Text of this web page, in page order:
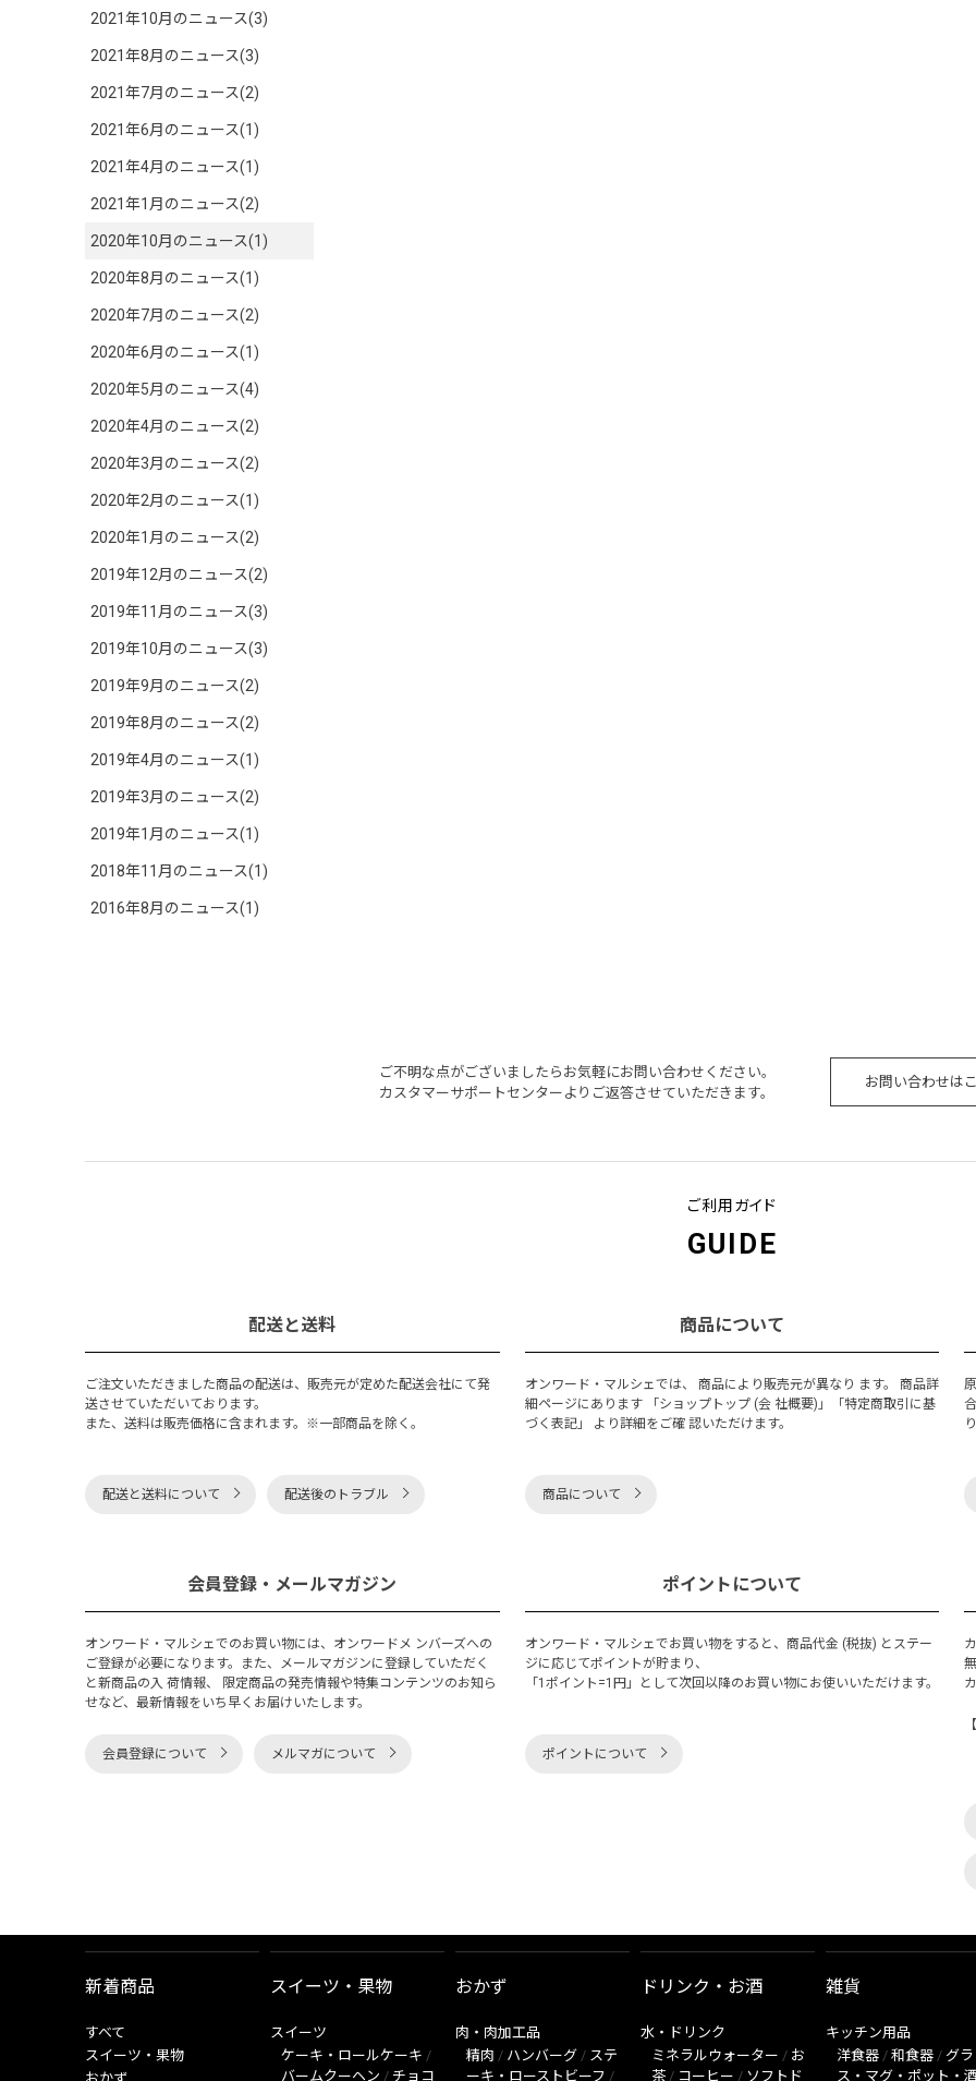
2021年10月のニュース(3)
2021年8月のニュース(3)
2021年7月のニュース(2)
2021年6月のニュース(1)
2021年4月のニュース(1)
2021年1月のニュース(2)
2020年10月のニュース(1)
2020年8月のニュース(1)
2020年7月のニュース(2)
2020年6月のニュース(1)
2020年5月のニュース(4)
2020年4月のニュース(2)
2020年3月のニュース(2)
2020年2月のニュース(1)
2020年1月のニュース(2)
2019年12月のニュース(2)
2019年11月のニュース(3)
2019年10月のニュース(3)
2019年9月のニュース(2)
2019年8月のニュース(2)
2019年4月のニュース(1)
2019年3月のニュース(2)
2019年1月のニュース(1)
2018年11月のニュース(1)
2016年8月のニュース(1)
ご不明な点がございましたらお気軽にお問い合わせください。
カスタマーサポートセンターよりご返答させていただきます。
お問い合わせは
ご利用ガイド
GUIDE
配送と送料
ご注文いただきました商品の配送は、販売元が定めた配送会社にて発
送させていただいております。
また、送料は販売価格に含まれます。※一部商品を除く。
配送と送料について 配送後のトラブル
商品について
オンワード・マルシェでは、 商品により販売元が異なり ます。 商品詳
細ページにあります 「ショップトップ (会 社概要)」「特定商取引に基
づく表記」 より詳細をご確 認いただけます。
商品について
会員登録・メールマガジン
オンワード・マルシェでのお買い物には、オンワードメ ンバーズへの
ご登録が必要になります。また、メールマガジンに登録していただく
と新商品の入 荷情報、 限定商品の発売情報や特集コンテンツのお知ら
せなど、最新情報をいち早くお届けいたします。
会員登録について メルマガについて
ポイントについて
オンワード・マルシェでお買い物をすると、商品代金 (税抜) とステー
ジに応じてポイントが貯まり、
「1ポイント=1円」として次回以降のお買い物にお使いいただけます。
ポイントについて
新着商品
すべて
スイーツ・果物
スイーツ・果物
スイーツ
ケーキ・ロールケーキ /
バームクーヘン / チョコ
おかず
肉・肉加工品
精肉 / ハンバーグ / ステ
ーキ・ローストビーフ /
ドリンク・お酒
水・ドリンク
ミネラルウォーター / お
茶 / コーヒー / ソフトド
雑貨
キッチン用品
洋食器 / 和食器 / グラ
ス・マグ・ポット・